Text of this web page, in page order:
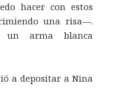
hacer con estos
una risa—.
un arma blanca
a depositar a Nina